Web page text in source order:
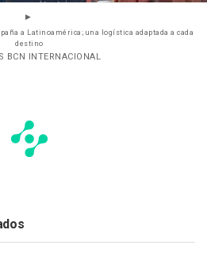
a Latinoamérica; una logística adaptada a cada
destino
BCN INTERNACIONAL